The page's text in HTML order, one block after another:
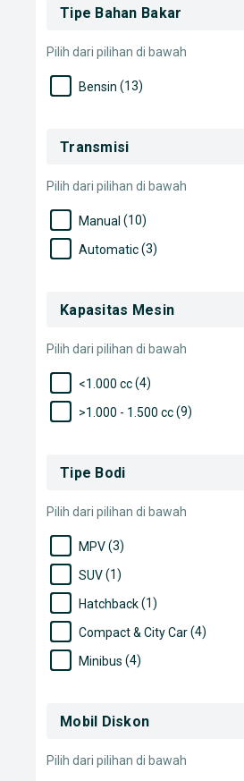
Tipe Bahan Bakar
Pilih dari pilihan di bawah
Bensin (13)
Transmisi
Pilih dari pilihan di bawah
Manual (10)
Automatic(3)
Kapasitas Mesin
Pilih dari pilihan di bawah
<1.000 cc(4)
>1.000 - 1.500 cc(9)
Tipe Bodi
Pilih dari pilihan di bawah
MPV(3)
SUV(1)
Hatchback(1)
Compact & City Car(4)
Minibus (4)
Mobil Diskon
Pilih dari pilihan di bawah